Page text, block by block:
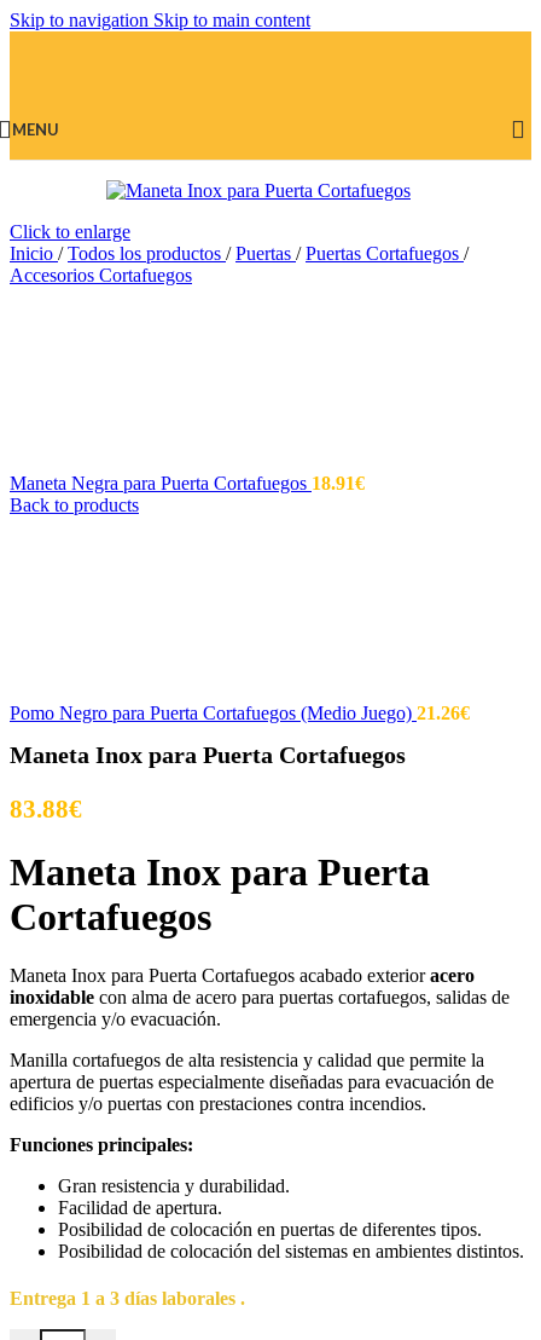
Skip to navigation Skip to main content
MENU
Click to enlarge
Inicio / Todos los productos / Puertas / Puertas Cortafuegos /
Accesorios Cortafuegos
Maneta Negra para Puerta Cortafuegos 18.91€
Back to products
Pomo Negro para Puerta Cortafuegos (Medio Juego) 21.26€
Maneta Inox para Puerta Cortafuegos
83.88€
Maneta Inox para Puerta
Cortafuegos
Maneta Inox para Puerta Cortafuegos acabado exterioracero
inoxidable con alma de acero para puertas cortafuegos, salidas de
emergencia y/o evacuación.
Manilla cortafuegos de alta resistencia y calidad que permite la
apertura de puertas especialmente diseñadas para evacuación de
edificios y/o puertas con prestaciones contra incendios.
Funciones principales:
Gran resistencia y durabilidad.
Facilidad de apertura.
Posibilidad de colocación en puertas de diferentes tipos.
Posibilidad de colocación del sistemas en ambientes distintos.
Entrega 1 a 3 días laborales .